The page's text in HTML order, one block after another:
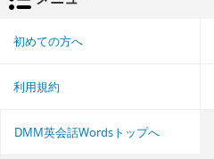
初めての方へ
利用規約
DMM英会話Wordsトップへ